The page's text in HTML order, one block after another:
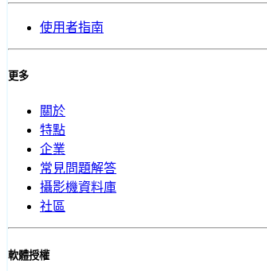
使用者指南
更多
關於
特點
企業
常見問題解答
攝影機資料庫
社區
軟體授權